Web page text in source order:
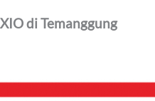
di Temanggung